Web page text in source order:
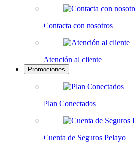
Contacta con nosotros
Atención al cliente
Promociones
Plan Conectados
Cuenta de Seguros Pelayo